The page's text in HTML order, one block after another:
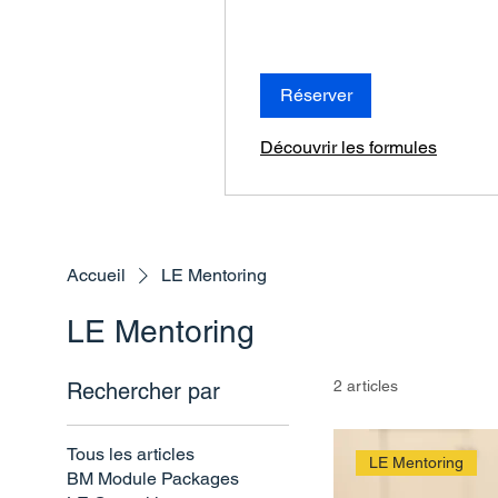
Réserver
Découvrir les formules
Accueil LE Mentoring
LE Mentoring
Rechercher par
Tous les articles
BM Module Packages
2 articles
LE Mentoring